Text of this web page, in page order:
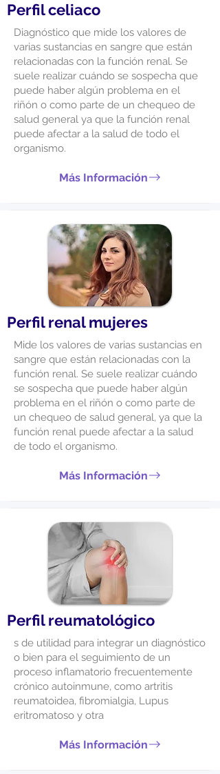
Perfil celiaco
Diagnóstico que mide los valores de
varias sustancias en sangre que están
relacionadas con la función renal. Se
suele realizar cuándo se sospecha que
puede haber algún problema en el
riñón o como parte de un chequeo de
salud general ya que la función renal
puede afectar a la salud de todo el
organismo.
Más Información
Perfil renal mujeres
Mide los valores de varias sustancias en
sangre que están relacionadas con la
función renal. Se suele realizar cuándo
se sospecha que puede haber algún
problema en el riñón o como parte de
un chequeo de salud general, ya que la
función renal puede afectar a la salud
de todo el organismo.
Más Información
Perfil reumatológico
s de utilidad para integrar un diagnóstico
o bien para el seguimiento de un
proceso inflamatorio frecuentemente
crónico autoinmune, como artritis
reumatoidea, fibromialgia, Lupus
eritromatoso y otra
Más Información